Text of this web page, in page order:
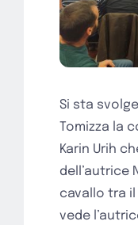
Si sta
Tomizza la
Karin Urih
dell’autrice
cavallo tra il
vede